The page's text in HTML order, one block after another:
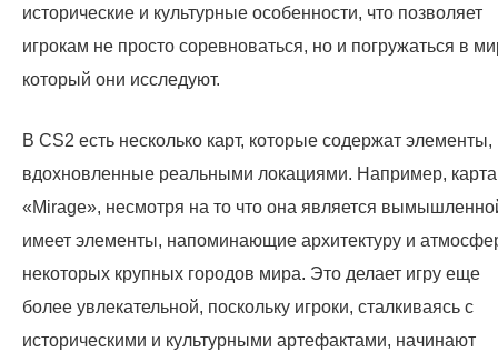
исторические и культурные особенности, что позволяет
игрокам не просто соревноваться, но и погружаться в
который они исследуют.
В CS2 есть несколько карт, которые содержат элементы,
вдохновленные реальными локациями. Например, карта
«Mirage», несмотря на то что она является
имеет элементы, напоминающие архитектуру и
некоторых крупных городов мира. Это делает игру еще
более увлекательной, поскольку игроки, сталкиваясь с
историческими и культурными артефактами, начинают